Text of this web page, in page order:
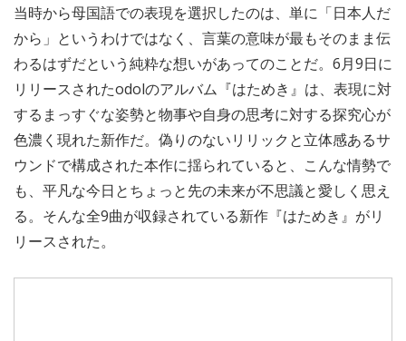
当時から母国語での表現を選択したのは、単に「日本人だ
から」というわけではなく、言葉の意味が最もそのまま伝
わるはずだという純粋な想いがあってのことだ。6月9日に
リリースされたodolのアルバム『はためき』は、表現に対
するまっすぐな姿勢と物事や自身の思考に対する探究心が
色濃く現れた新作だ。偽りのないリリックと立体感あるサ
ウンドで構成された本作に揺られていると、こんな情勢で
も、平凡な今日とちょっと先の未来が不思議と愛しく思え
る。そんな全9曲が収録されている新作『はためき』がリ
リースされた。